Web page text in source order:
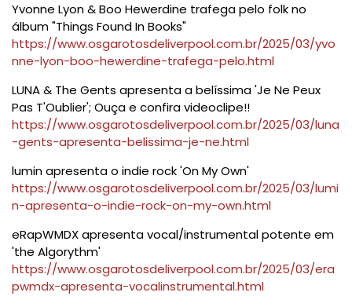
Yvonne Lyon & Boo Hewerdine trafega pelo folk no
álbum "Things Found In Books"
https://www.osgarotosdeliverpool.com.br/2025/03/yvo
nne-lyon-boo-hewerdine-trafega-pelo.html
LUNA & The Gents apresenta a belíssima 'Je Ne Peux
Pas T'Oublier'; Ouça e confira videoclipe!!
https://www.osgarotosdeliverpool.com.br/2025/03/luna
-gents-apresenta-belissima-je-ne.html
lumin apresenta o indie rock 'On My Own'
https://www.osgarotosdeliverpool.com.br/2025/03/lumi
n-apresenta-o-indie-rock-on-my-own.html
eRapWMDX apresenta vocal/instrumental potente em
'the Algorythm'
https://www.osgarotosdeliverpool.com.br/2025/03/era
pwmdx-apresenta-vocalinstrumental.html